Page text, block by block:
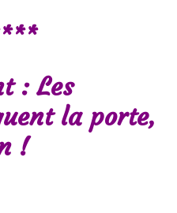
: Les
la porte,
!